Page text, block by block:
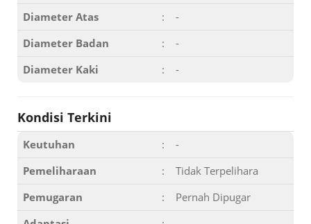
Diameter Atas
:
-
Diameter Badan
:
-
Diameter Kaki
: -
Kondisi Terkini
Keutuhan :
-
Pemeliharaan
:
Tidak Terpelihara
Pemugaran
:
Pernah Dipugar